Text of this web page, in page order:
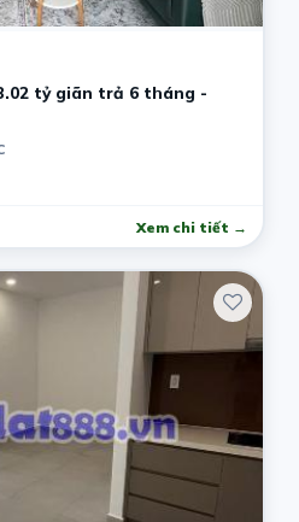
tỷ giãn trả 6 tháng -
Xem chi tiết →